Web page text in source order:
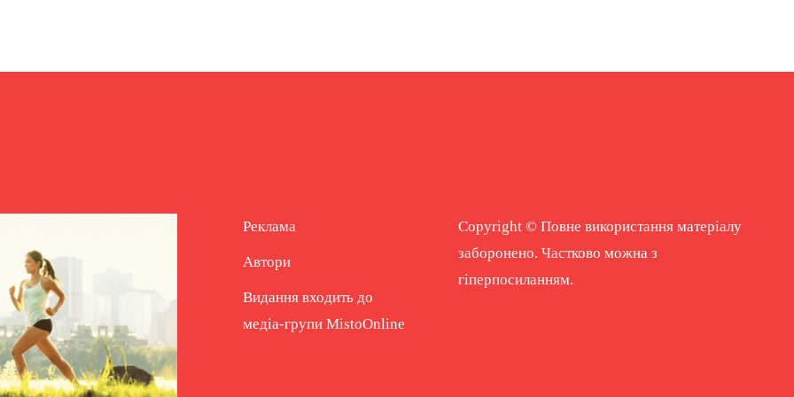
Реклама
Автори
Видання входить до
медіа-групи MistoOnline
Copyright © Повне використання матеріалу
заборонено. Частково можна з
гіперпосиланням.